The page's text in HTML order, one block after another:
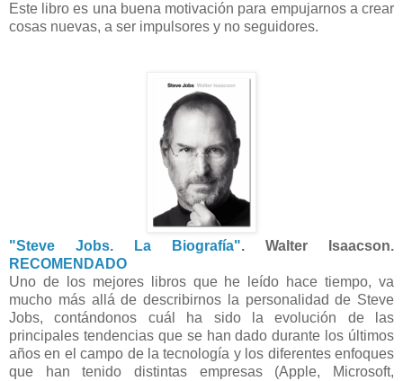
Este libro es una buena motivación para empujarnos a crear
cosas nuevas, a ser impulsores y no seguidores.
"Steve Jobs. La Biografía". Walter Isaacson.
RECOMENDADO
Uno de los mejores libros que he leído hace tiempo, va
mucho más allá de describirnos la personalidad de Steve
Jobs, contándonos cuál ha sido la evolución de las
principales tendencias que se han dado durante los últimos
años en el campo de la tecnología y los diferentes enfoques
que han tenido distintas empresas (Apple, Microsoft,